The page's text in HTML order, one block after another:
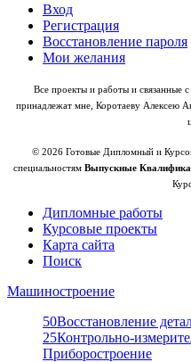
Вход
Регистрация
Восстановление пароля
Мои желания
Все проекты и работы и связанные
принадлежат мне, Коротаеву Алексею
© 2026 Готовые Дипломный и
специальностям Выпускные
Дипломные работы
Курсовые проекты
Карта сайта
Поиск
Машиностроение
50Восстановление
25Контрольно-
Приборостроение